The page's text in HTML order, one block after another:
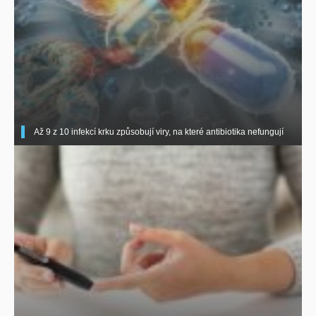
Až 9 z 10 infekcí krku způsobují viry, na které antibiotika nefungují